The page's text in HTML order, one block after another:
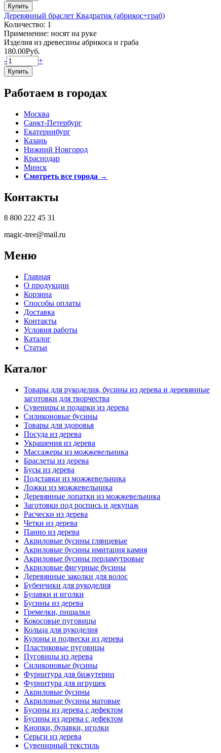
Деревянный браслет Квадратик (абрикос+граб)
Количество: 1
Применение: носят на руке
Изделия из древесины абрикоса и граба
180.00Руб.
-
+
Работаем в городах
Москва
Санкт-Петербург
Екатеринбург
Казань
Нижний Новгород
Краснодар
Минск
Смотреть все города →
Контакты
8 800 222 45 31
magic-tree@mail.ru
Меню
Главная
О продукции
Корзина
Способы оплаты
Доставка
Контакты
Условия работы
Каталог
Статьи
Каталог
Товары для рукоделия, бусины из дерева и деревянные
заготовки для творчества
Сувениры и подарки из дерева
Силиконовые бусины
Товары для здоровья
Посуда из дерева
Украшения из дерева
Массажеры из можжевельника
Браслеты из дерева
Бусы из дерева
Подставки из можжевельника
Ложки из можжевельника
Деревянные лопатки из можжевельника
Заготовки под роспись и декупаж
Расчески из дерева
Четки из дерева
Панно из дерева
Акриловые бусины глянцевые
Акриловые бусины имитация камня
Акриловые бусины перламутровые
Акриловые фигурные бусины
Деревянные заколки для волос
Бубенчики для рукоделия
Булавки и иголки
Бусины из дерева
Гремелки, пищалки
Кокосовые пуговицы
Кольца для рукоделия
Кулоны и подвески из дерева
Пластиковые пуговицы
Пуговицы из дерева
Силиконовые бусины
Фурнитура для бижутерии
Фурнитура для игрушек
Акриловые бусины
Акриловые бусины матовые
Бусины из дерева с дефектом
Бусины из дерева с дефектом
Кнопки, булавки, иголки
Серьги из дерева
Сувенирный текстиль